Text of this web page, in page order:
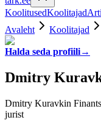
KoolitusedKoolitajad
Avaleht
Koolitajad
Halda seda profiili→
Dmitry
Dmitry Kuravkin
jurist